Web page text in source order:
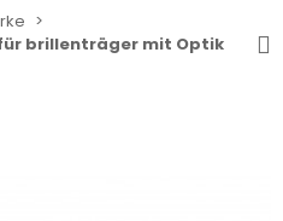
brillenträger mit Optik